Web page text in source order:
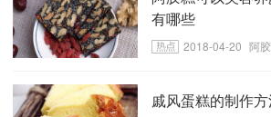
有哪些
2018-04-20 阿
戚风蛋糕的制作